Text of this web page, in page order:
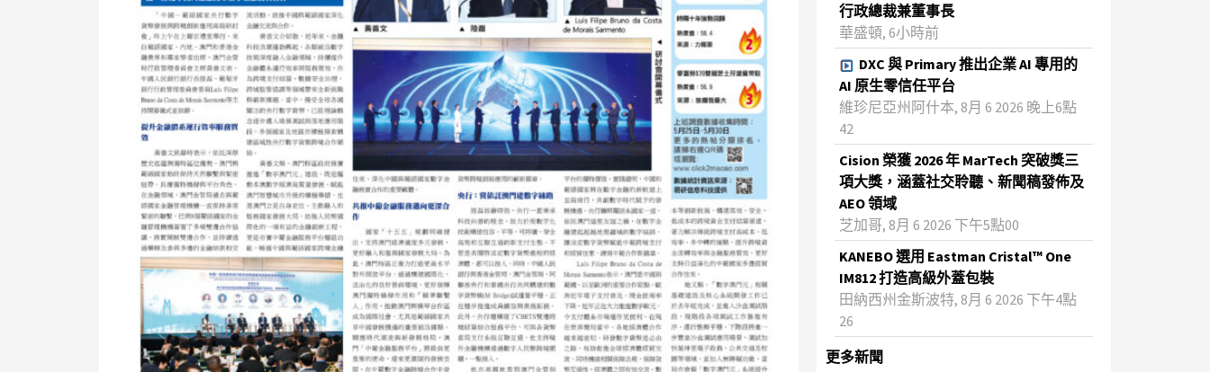
行政總裁兼董事長
華盛頓, 6小時前
DXC 與 Primary 推出企業 AI 專用的
AI 原生零信任平台
維珍尼亞州阿什本, 8月 6 2026 晚上6點
42
Cision 榮獲 2026 年 MarTech 突破獎三
項大獎，涵蓋社交聆聽、新聞稿發佈及
AEO 領域
芝加哥, 8月 6 2026 下午5點00
KANEBO 選用 Eastman Cristal™ One
IM812 打造高級外蓋包裝
田納西州金斯波特, 8月 6 2026 下午4點
26
更多新聞